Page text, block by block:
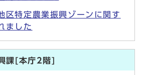
区特定農業振興ゾーンに関す
ました
課[本庁2階]